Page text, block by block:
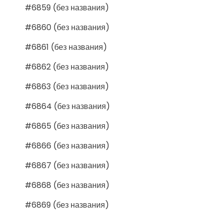
#6859 (без названия)
#6860 (без названия)
#6861 (без названия)
#6862 (без названия)
#6863 (без названия)
#6864 (без названия)
#6865 (без названия)
#6866 (без названия)
#6867 (без названия)
#6868 (без названия)
#6869 (без названия)